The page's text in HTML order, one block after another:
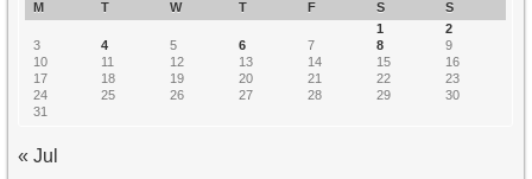
M T W T F S
S
1
2
3
4 5 6 7 8
9
10
11 12 13 14 15
16
17
18 19 20 21 22
23
24
25 26 27 28 29
30
31
« Jul